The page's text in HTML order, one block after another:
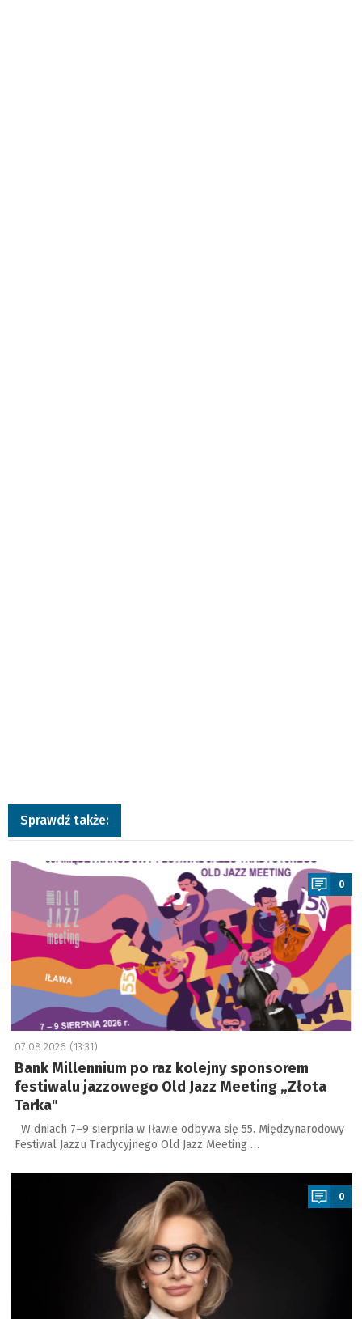
Sprawdź także:
a
0
07.08.2026 (13:31)
Bank Millennium po raz kolejny sponsorem
festiwalu jazzowego Old Jazz Meeting „Złota
Tarka"
W dniach 7–9 sierpnia w Iławie odbywa się 55. Międzynarodowy
Festiwal Jazzu Tradycyjnego Old Jazz Meeting …
a
0